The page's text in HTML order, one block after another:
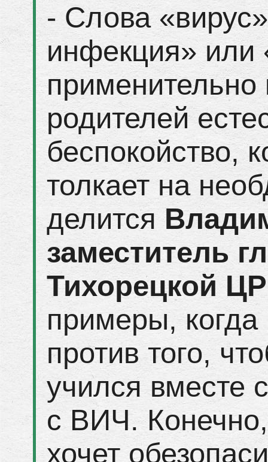
- Слова
инфекция» или
родителей
беспокойство,
толкает на
делится
заместитель
Тихорецкой
примеры,
против того,
учился вместе
с ВИЧ.
хочет